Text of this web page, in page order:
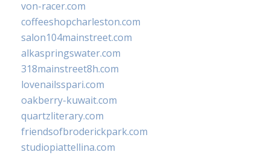
von-racer.com
coffeeshopcharleston.com
salon104mainstreet.com
alkaspringswater.com
318mainstreet8h.com
lovenailsspari.com
oakberry-kuwait.com
quartzliterary.com
friendsofbroderickpark.com
studiopiattellina.com